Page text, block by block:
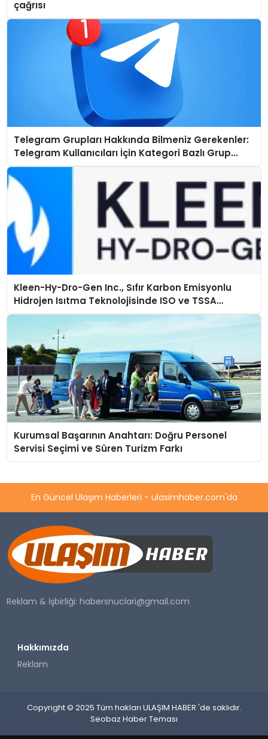
çağrısı
Telegram Grupları Hakkında Bilmeniz Gerekenler:
Telegram Kullanıcıları İçin Kategori Bazlı Grup
Rehberi
Kleen-Hy-Dro-Gen Inc., Sıfır Karbon Emisyonlu
Hidrojen Isıtma Teknolojisinde ISO ve TSSA
Düzenleyici Onaylarını Aldı
Kurumsal Başarının Anahtarı: Doğru Personel
Servisi Seçimi ve Süren Turizm Farkı
En Güncel Ulaşım Haberleri - ulasimhaber.com'da
Reklam & İşbirliği:habersnuclari@gmail.com
Hakkımızda
Reklam
Copyright © 2025 Tüm hakları ULAŞIM HABER 'de saklıdır.
Seobaz Haber Teması